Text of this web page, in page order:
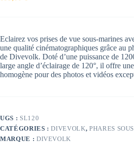
Eclairez vos prises de vue sous-marines
une qualité cinématographiques grâce au
de Divevolk. Doté d’une puissance de
large angle d’éclairage de 120°, il offre
homogène pour des photos et vidéos
UGS : SL120
CATÉGORIES :DIVEVOLK, PHARES
MARQUE : DIVEVOLK